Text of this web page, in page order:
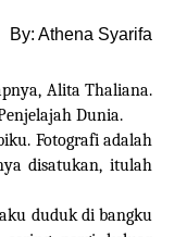
By: Athena Syarifa
Alita Thaliana.
Dunia.
Fotografi adalah
disatukan, itulah
duduk di bangku